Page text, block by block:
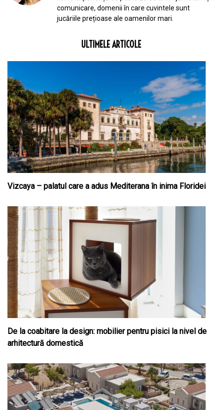
comunicare, domenii în care cuvintele sunt
jucăriile prețioase ale oamenilor mari.
ULTIMELE ARTICOLE
Vizcaya – palatul care a adus Mediterana în inima Floridei
De la coabitare la design: mobilier pentru pisici la nivel de
arhitectură domestică